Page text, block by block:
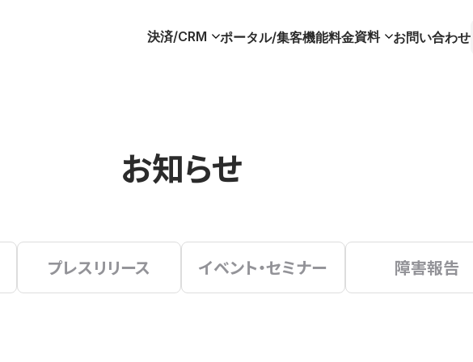
決済/CRM ポータル/集客機能料金資料 お問い合わせ
お知らせ
プレスリリース イベント・セミナー 障害報告